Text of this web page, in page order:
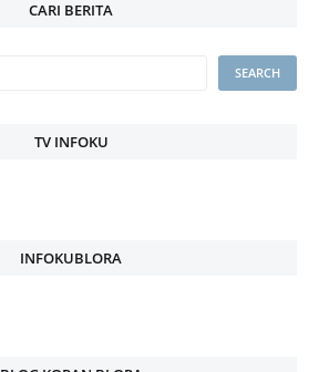
CARI BERITA
TV INFOKU
INFOKUBLORA